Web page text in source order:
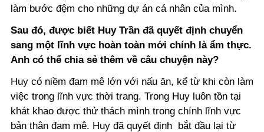
làm bước đệm cho những dự án cá nhân của mình.
Sau đó, được biết Huy Trần đã quyết định chuyển
sang một lĩnh vực hoàn toàn mới chính là ẩm thực.
Anh có thể chia sẻ thêm về câu chuyện này?
Huy có niềm đam mê lớn với nấu ăn, kể từ khi còn làm
việc trong lĩnh vực thời trang. Trong Huy luôn tồn tại
khát khao được thử thách mình trong chính lĩnh vực
bản thân đam mê. Huy đã quyết định bắt đầu lại từ